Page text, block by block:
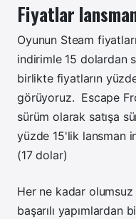
Fiyatlar
Oyunun Steam
indirimle 15 dolardan
birlikte fiyatların
görüyoruz. Escape
sürüm olarak satışa
yüzde 15'lik lansman
(17 dolar)
Her ne kadar
başarılı yapımlardan